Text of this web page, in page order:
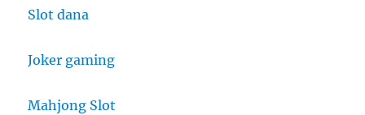
Slot dana
Joker gaming
Mahjong Slot